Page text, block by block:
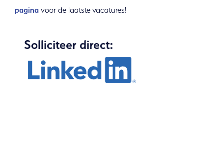
pagina voor de laatste vacatures!
Solliciteer direct: